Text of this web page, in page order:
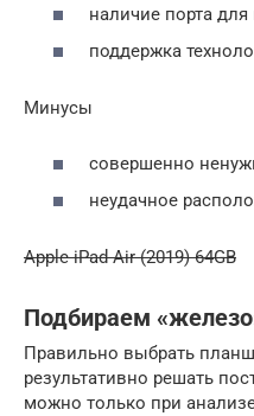
наличие порта
поддержка
Минусы
совершенно
неудачное
Apple iPad Air (2019) 64GB
Подбираем
Правильно выбрать
результативно решать
можно только при